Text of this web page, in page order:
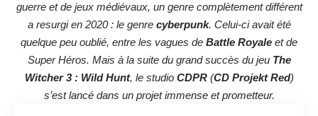
guerre et de jeux médiévaux, un genre complètement différent
a resurgi en 2020 : le genre cyberpunk. Celui-ci avait été
quelque peu oublié, entre les vagues de Battle Royale et de
Super Héros. Mais à la suite du grand succès du jeu The
Witcher 3 : Wild Hunt, le studio CDPR(CD Projekt Red)
s’est lancé dans un projet immense et prometteur.